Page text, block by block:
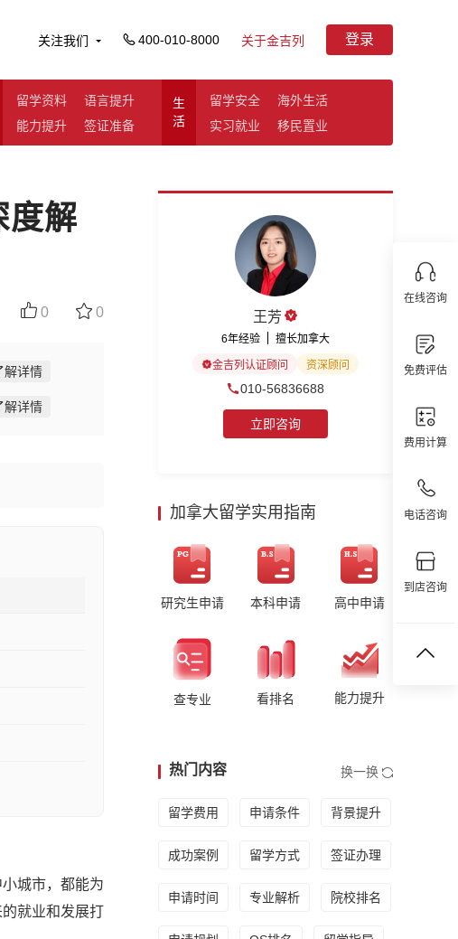
关注我们 400-010-8000 关于金吉列 登录
留学资料
语言提升
能力提升
签证准备
生
活
留学安全
海外生活
实习就业
移民置业
在线咨询
免费评估
费用计算
电话咨询
到店咨询
解
0 0
解详情
解详情
城市，都能为
就业和发展打
王芳
6年经验 擅长加拿大
金吉列认证顾问 资深顾问
010-56836688
立即咨询
加拿大留学实用指南
研究生申请 本科申请 高中申请
查专业 看排名 能力提升
热门内容 换一换
留学费用 申请条件 背景提升
成功案例 留学方式 签证办理
申请时间 专业解析 院校排名